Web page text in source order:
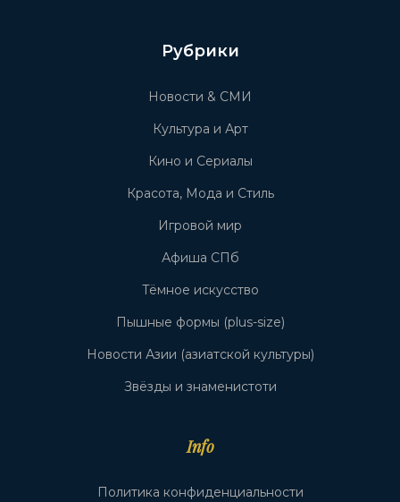
Рубрики
Новости & СМИ
Культура и Арт
Кино и Сериалы
Красота, Мода и Стиль
Игровой мир
Афиша СПб
Тёмное искусство
Пышные формы (plus-size)
Новости Азии (азиатской культуры)
Звёзды и знаменистоти
Info
Политика конфиденциальности